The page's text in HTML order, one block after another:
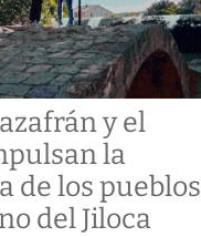
y el
la
de los pueblos
del Jiloca